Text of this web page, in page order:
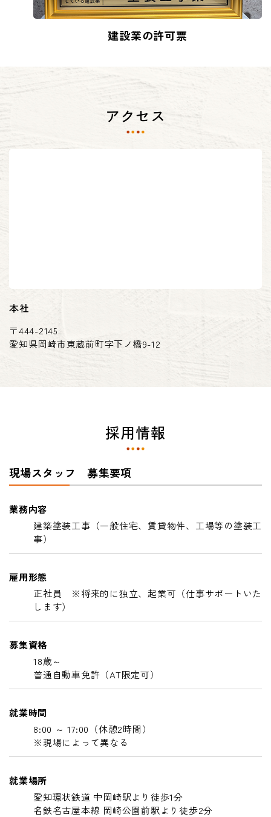
建設業の許可票
アクセス
本社
〒444-2145
愛知県岡崎市東蔵前町字下ノ橋9-12
採用情報
現場スタッフ 募集要項
業務内容
建築塗装工事（一般住宅、賃貸物件、工場等の塗装工
事）
雇用形態
正社員 ※将来的に独立、起業可（仕事サポートいた
します）
募集資格
18歳～
普通自動車免許（AT限定可）
就業時間
8:00 ～ 17:00（休憩2時間）
※現場によって異なる
就業場所
愛知環状鉄道 中岡崎駅より徒歩1分
名鉄名古屋本線 岡崎公園前駅より徒歩2分